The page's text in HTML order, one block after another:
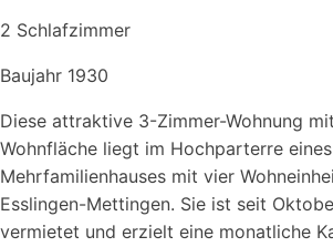
2 Schlafzimmer
Baujahr 1930
Diese attraktive 3-Zimmer-Wohnung
Wohnfläche liegt im Hochparterre
Mehrfamilienhauses mit vier
Esslingen-Mettingen. Sie ist seit
vermietet und erzielt eine monatliche